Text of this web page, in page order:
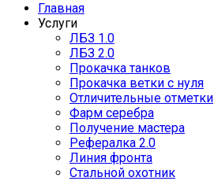
Главная
Услуги
ЛБЗ 1.0
ЛБЗ 2.0
Прокачка танков
Прокачка ветки с нуля
Отличительные отметки
Фарм серебра
Получение мастера
Рефералка 2.0
Линия фронта
Стальной охотник